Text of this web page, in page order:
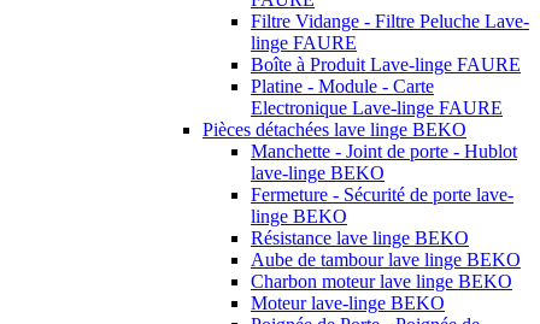
Filtre Vidange - Filtre Peluche Lave-
linge FAURE
Boîte à Produit Lave-linge FAURE
Platine - Module - Carte
Electronique Lave-linge FAURE
Pièces détachées lave linge BEKO
Manchette - Joint de porte - Hublot
lave-linge BEKO
Fermeture - Sécurité de porte lave-
linge BEKO
Résistance lave linge BEKO
Aube de tambour lave linge BEKO
Charbon moteur lave linge BEKO
Moteur lave-linge BEKO